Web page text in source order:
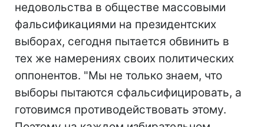
недовольства в обществе массовыми
фальсификациями на президентских
выборах, сегодня пытается обвинить в
тех же намерениях своих политических
оппонентов. "Мы не только знаем, что
выборы пытаются сфальсифицировать, а
готовимся противодействовать этому.